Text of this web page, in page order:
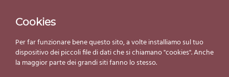
Cookies
Per far funzionare bene questo sito, a volte installiamo sul tuo
dispositivo dei piccoli file di dati che si chiamano "cookies". Anche
la maggior parte dei grandi siti fanno lo stesso.